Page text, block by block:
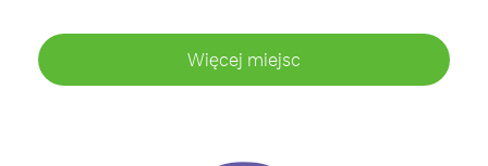
Więcej miejsc